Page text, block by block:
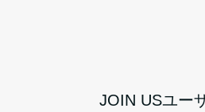
JOIN USユー